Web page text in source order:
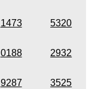
1473 5320
0188 2932
9287 3525